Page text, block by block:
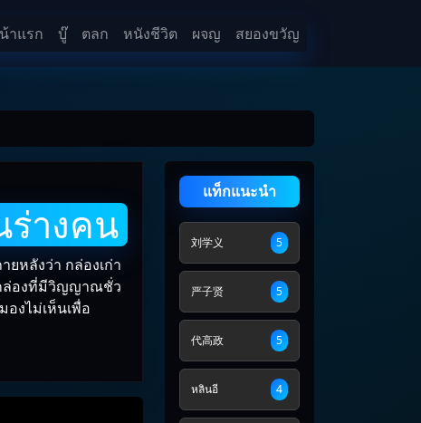
าแรก บู๊ ตลก หนังชีวิต ผจญ สยองขวัญ
ร่างคน
ยหลังว่า กล่องเก่า
กล่องที่มีวิญญาณชั่ว
งไม่เห็นเพื่อ
แท็กแนะนำ
刘学义 5
严子贤 5
代高政 5
หลินอี 4